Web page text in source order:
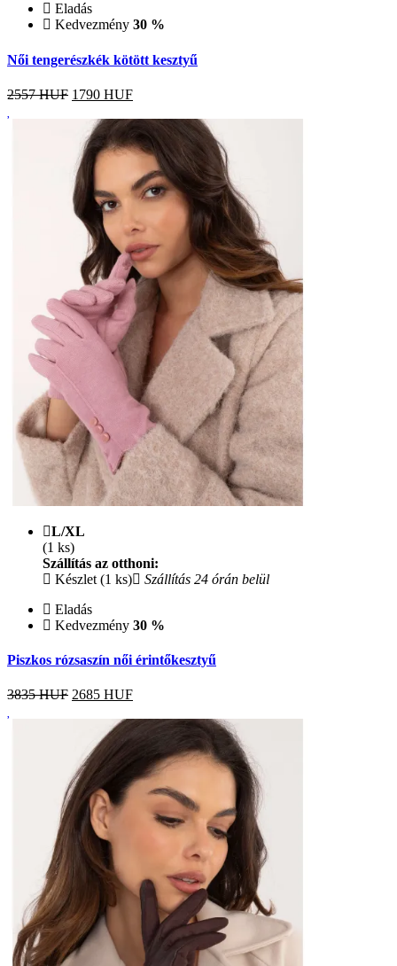
Eladás
Kedvezmény 30 %
Női tengerészkék kötött kesztyű
2557 HUF 1790 HUF
L/XL
(1 ks)
Szállítás az otthoni:
Készlet (1 ks)
Szállítás 24 órán belül
Eladás
Kedvezmény 30 %
Piszkos rózsaszín női érintőkesztyű
3835 HUF 2685 HUF